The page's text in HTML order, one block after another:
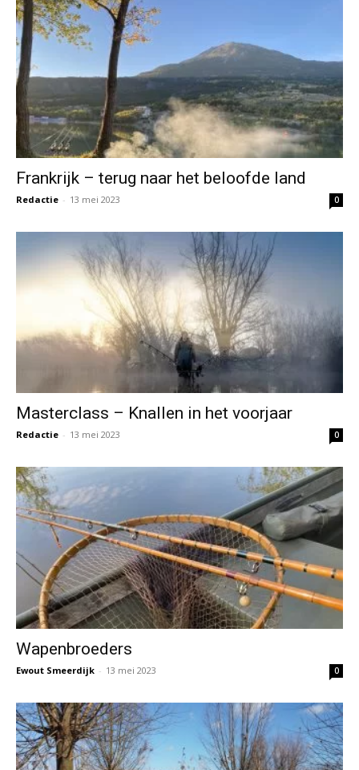
Frankrijk – terug naar het beloofde land
Redactie - 13 mei 2023 0
Masterclass – Knallen in het voorjaar
Redactie - 13 mei 2023 0
Wapenbroeders
Ewout Smeerdijk - 13 mei 2023 0